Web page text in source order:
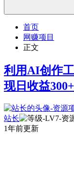
首页
网赚项目
正文
利用AI创作
现日收益300+
站长
1年前更新